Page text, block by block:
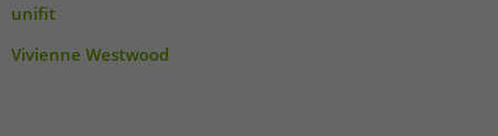
unifit
Vivienne Westwood